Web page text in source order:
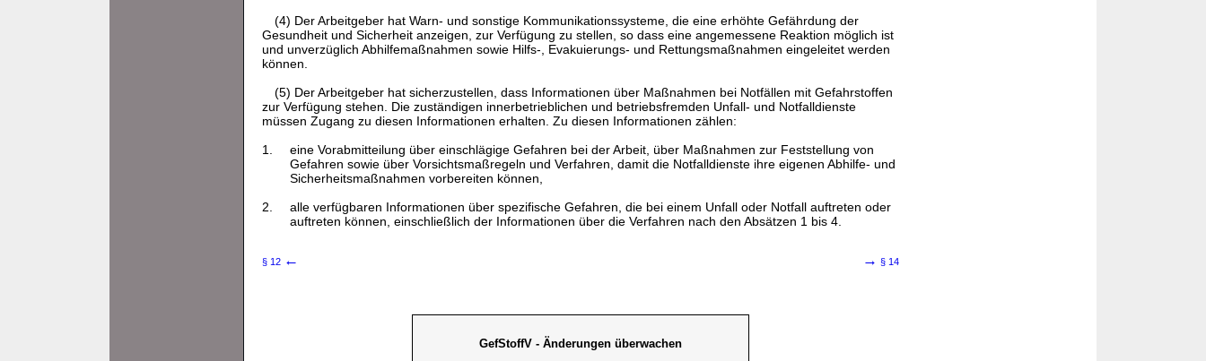
(4) Der Arbeitgeber hat Warn- und sonstige Kommunikationssysteme, die eine erhöhte Gefährdung der
Gesundheit und Sicherheit anzeigen, zur Verfügung zu stellen, so dass eine angemessene Reaktion möglich ist
und unverzüglich Abhilfemaßnahmen sowie Hilfs-, Evakuierungs- und Rettungsmaßnahmen eingeleitet werden
können.
(5) Der Arbeitgeber hat sicherzustellen, dass Informationen über Maßnahmen bei Notfällen mit Gefahrstoffen
zur Verfügung stehen. Die zuständigen innerbetrieblichen und betriebsfremden Unfall- und Notfalldienste
müssen Zugang zu diesen Informationen erhalten. Zu diesen Informationen zählen:
1.
eine Vorabmitteilung über einschlägige Gefahren bei der Arbeit, über Maßnahmen zur Feststellung von
Gefahren sowie über Vorsichtsmaßregeln und Verfahren, damit die Notfalldienste ihre eigenen Abhilfe- und
Sicherheitsmaßnahmen vorbereiten können,
2.
alle verfügbaren Informationen über spezifische Gefahren, die bei einem Unfall oder Notfall auftreten oder
auftreten können, einschließlich der Informationen über die Verfahren nach den Absätzen 1 bis 4.
§ 12 ← → § 14
GefStoffV - Änderungen überwachen